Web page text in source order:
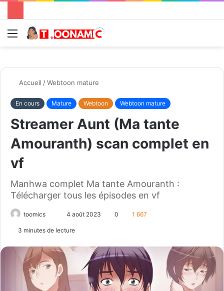
Menu
Accueil /Webtoon mature
En cours Mature Webtoon Webtoon mature
Streamer Aunt (Ma tante
Amouranth) scan complet en
vf
Manhwa complet Ma tante Amouranth :
Télécharger tous les épisodes en vf
toomics
n
o
y
e
r
4 août 2023 0 1 667
3 minutes de lecture